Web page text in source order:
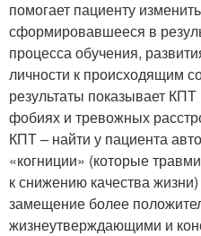
помогает пациенту
сформировавшееся в
процесса обучения,
личности к происходящим
результаты показывает КПТ
фобиях и тревожных
КПТ – найти у пациента
«когниции» (которые
к снижению качества
замещение более
жизнеутверждающими и